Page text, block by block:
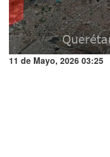
11 de Mayo, 2026 03:25